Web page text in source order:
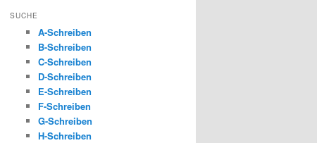
SUCHE
A-Schreiben
B-Schreiben
C-Schreiben
D-Schreiben
E-Schreiben
F-Schreiben
G-Schreiben
H-Schreiben